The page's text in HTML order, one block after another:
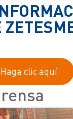
Haga clic aquí